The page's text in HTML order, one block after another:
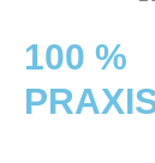
100 %